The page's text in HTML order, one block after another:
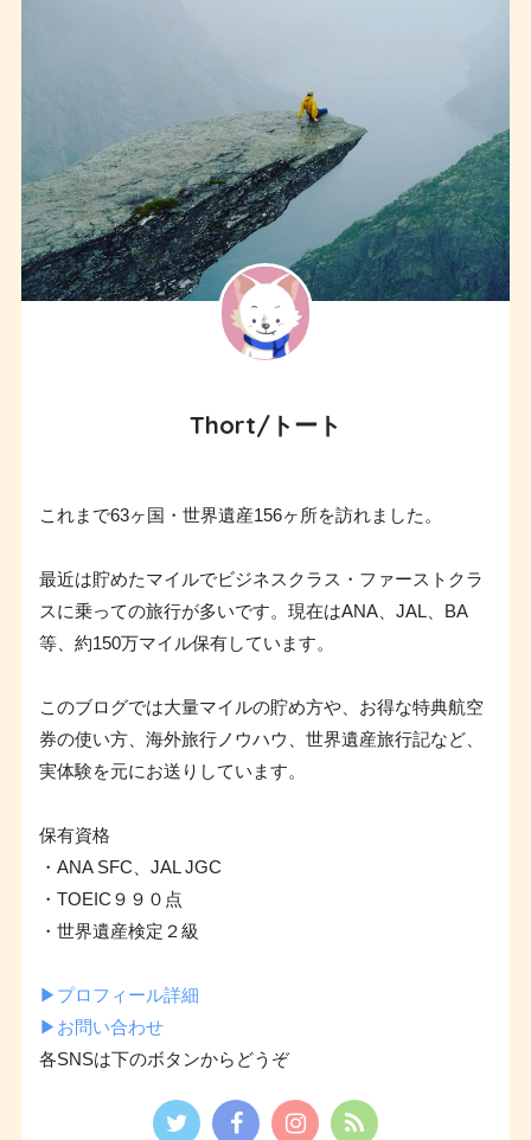
Thort/トート
これまで63ヶ国・世界遺産156ヶ所を訪れました。
最近は貯めたマイルでビジネスクラス・ファーストクラ
スに乗っての旅行が多いです。現在はANA、JAL、BA
等、約150万マイル保有しています。
このブログでは大量マイルの貯め方や、お得な特典航空
券の使い方、海外旅行ノウハウ、世界遺産旅行記など、
実体験を元にお送りしています。
保有資格
・ANA SFC、JAL JGC
・TOEIC９９０点
・世界遺産検定２級
▶︎プロフィール詳細
▶︎お問い合わせ
各SNSは下のボタンからどうぞ